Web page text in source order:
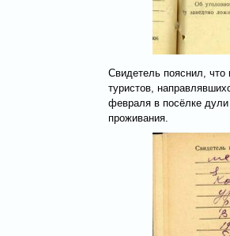
Свидетель пояснил, что
туристов,
февраля в посёлке
проживания.